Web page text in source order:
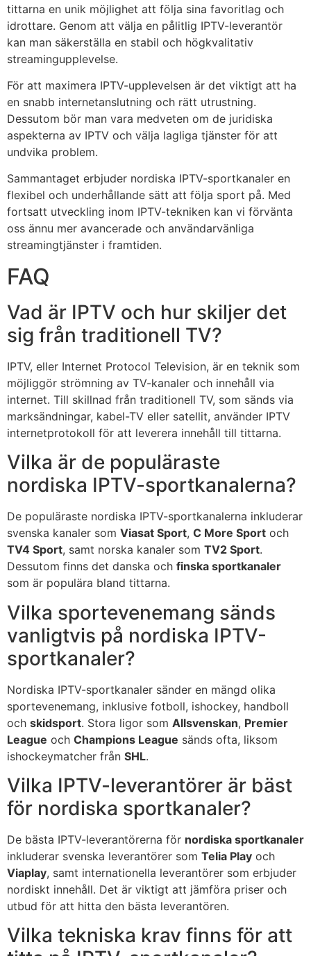
tittarna en unik möjlighet att följa sina favoritlag och
idrottare. Genom att välja en pålitlig IPTV-leverantör
kan man säkerställa en stabil och högkvalitativ
streamingupplevelse.
För att maximera IPTV-upplevelsen är det viktigt att ha
en snabb internetanslutning och rätt utrustning.
Dessutom bör man vara medveten om de juridiska
aspekterna av IPTV och välja lagliga tjänster för att
undvika problem.
Sammantaget erbjuder nordiska IPTV-sportkanaler en
flexibel och underhållande sätt att följa sport på. Med
fortsatt utveckling inom IPTV-tekniken kan vi förvänta
oss ännu mer avancerade och användarvänliga
streamingtjänster i framtiden.
FAQ
Vad är IPTV och hur skiljer det
sig från traditionell TV?
IPTV, eller Internet Protocol Television, är en teknik som
möjliggör strömning av TV-kanaler och innehåll via
internet. Till skillnad från traditionell TV, som sänds via
marksändningar, kabel-TV eller satellit, använder IPTV
internetprotokoll för att leverera innehåll till tittarna.
Vilka är de populäraste
nordiska IPTV-sportkanalerna?
De populäraste nordiska IPTV-sportkanalerna inkluderar
svenska kanaler som Viasat Sport, C More Sport och
TV4 Sport, samt norska kanaler som TV2 Sport.
Dessutom finns det danska och finska sportkanaler
som är populära bland tittarna.
Vilka sportevenemang sänds
vanligtvis på nordiska IPTV-
sportkanaler?
Nordiska IPTV-sportkanaler sänder en mängd olika
sportevenemang, inklusive fotboll, ishockey, handboll
och skidsport. Stora ligor som Allsvenskan, Premier
League och Champions League sänds ofta, liksom
ishockeymatcher från SHL.
Vilka IPTV-leverantörer är bäst
för nordiska sportkanaler?
De bästa IPTV-leverantörerna för nordiska sportkanaler
inkluderar svenska leverantörer som Telia Play och
Viaplay, samt internationella leverantörer som erbjuder
nordiskt innehåll. Det är viktigt att jämföra priser och
utbud för att hitta den bästa leverantören.
Vilka tekniska krav finns för att